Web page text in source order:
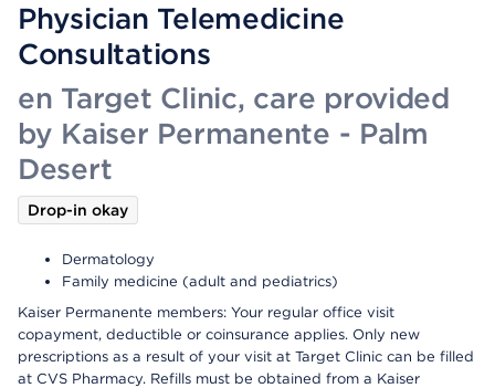
Physician Telemedicine
Consultations
en Target Clinic, care provided
by Kaiser Permanente - Palm
Desert
Drop-in okay
Dermatology
Family medicine (adult and pediatrics)
Kaiser Permanente members: Your regular office visit
copayment, deductible or coinsurance applies. Only new
prescriptions as a result of your visit at Target Clinic can be filled
at CVS Pharmacy. Refills must be obtained from a Kaiser